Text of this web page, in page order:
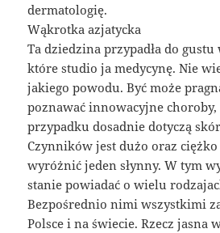
dermatologię.
Wąkrotka azjatycka
Ta dziedzina przypadła do
które studio ja medycynę. Nie
jakiego powodu. Być może
poznawać innowacyjne
przypadku dosadnie dotyczą
Czynników jest dużo oraz
wyróżnić jeden słynny. W tym
stanie powiadać o wielu
Bezpośrednio nimi wszystkimi
Polsce i na świecie. Rzecz jasna